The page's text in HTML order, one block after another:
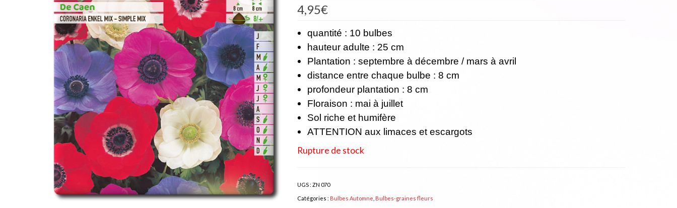
4,95€
quantité : 10 bulbes
hauteur adulte : 25 cm
Plantation : septembre à décembre / mars à avril
distance entre chaque bulbe : 8 cm
profondeur plantation : 8 cm
Floraison : mai à juillet
Sol riche et humifère
ATTENTION aux limaces et escargots
Rupture de stock
UGS : ZN 070
Catégories : Bulbes Automne Bulbes-graines fleurs